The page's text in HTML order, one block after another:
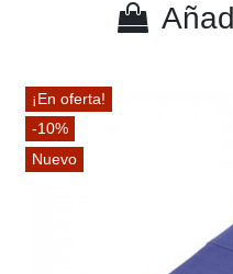
¡En oferta!
-10%
Nuevo